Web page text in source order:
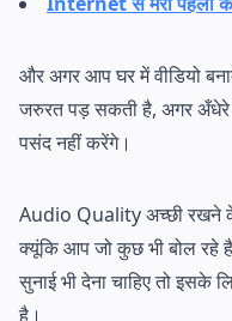
और अगर आप घर में वीडियो
जरुरत पड़ सकती है, अगर अँधेरे में
पसंद नहीं करेंगे।
Audio Quality अच्छी रखने
क्यूंकि आप जो कुछ भी बोल रहे है
सुनाई भी देना चाहिए तो
है।